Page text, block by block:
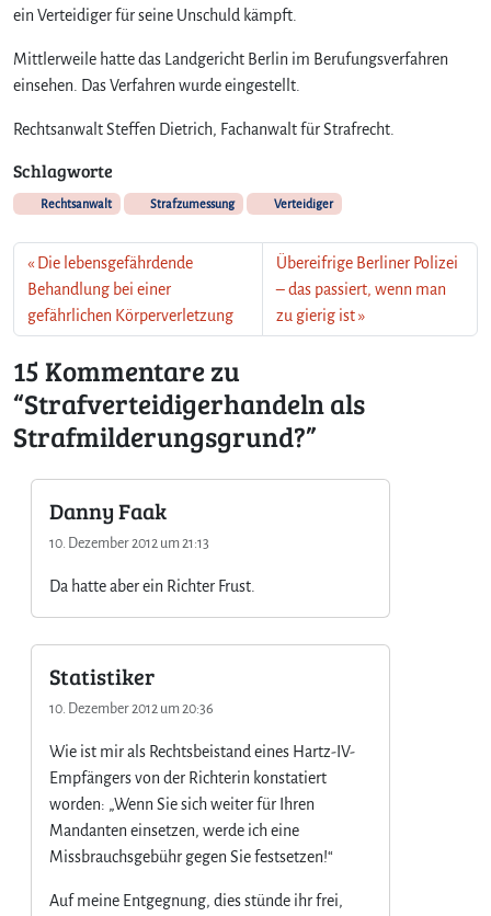
ein Verteidiger für seine Unschuld kämpft.
Mittlerweile hatte das Landgericht Berlin im Berufungsverfahren
einsehen. Das Verfahren wurde eingestellt.
Rechtsanwalt Steffen Dietrich, Fachanwalt für Strafrecht.
Schlagworte
Rechtsanwalt Strafzumessung Verteidiger
Die lebensgefährdende
Behandlung bei einer
gefährlichen Körperverletzung
Übereifrige Berliner Polizei
– das passiert, wenn man
zu gierig ist
15 Kommentare zu
“Strafverteidigerhandeln als
Strafmilderungsgrund?”
Danny Faak
10. Dezember 2012 um 21:13
Da hatte aber ein Richter Frust.
Statistiker
10. Dezember 2012 um 20:36
Wie ist mir als Rechtsbeistand eines Hartz-IV-
Empfängers von der Richterin konstatiert
worden: „Wenn Sie sich weiter für Ihren
Mandanten einsetzen, werde ich eine
Missbrauchsgebühr gegen Sie festsetzen!“
Auf meine Entgegnung, dies stünde ihr frei,